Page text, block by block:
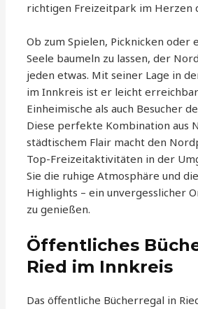
richtigen Freizeitpark im Herzen
Ob zum Spielen, Picknicken oder
Seele baumeln zu lassen, der
jeden etwas. Mit seiner Lage in
im Innkreis ist er leicht
Einheimische als auch Besucher
Diese perfekte Kombination aus
städtischem Flair macht den
Top-Freizeitaktivitäten in der
Sie die ruhige Atmosphäre und
Highlights – ein unvergesslicher
zu genießen.
Öffentliches
Ried im Innkreis
Das öffentliche Bücherregal in